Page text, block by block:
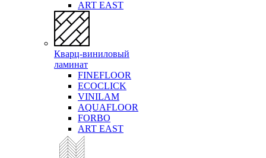
ART EAST
Кварц-виниловый
ламинат
FINEFLOOR
ECOCLICK
VINILAM
AQUAFLOOR
FORBO
ART EAST